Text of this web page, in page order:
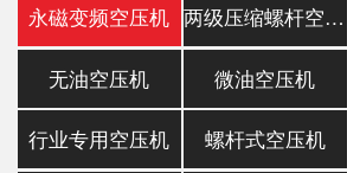
永磁变频空压机 两级压缩螺杆空压机
无油空压机 微油空压机
行业专用空压机 螺杆式空压机